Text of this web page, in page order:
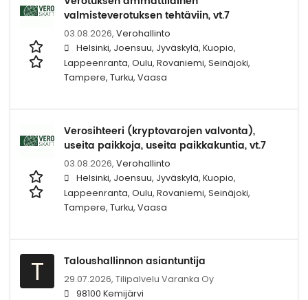
valmisteverotuksen tehtäviin, vt.7
03.08.2026, Verohallinto
Helsinki, Joensuu, Jyväskylä, Kuopio,
Lappeenranta, Oulu, Rovaniemi, Seinäjoki,
Tampere, Turku, Vaasa
Verosihteeri (kryptovarojen valvonta),
useita paikkoja, useita paikkakuntia, vt.7
03.08.2026, Verohallinto
Helsinki, Joensuu, Jyväskylä, Kuopio,
Lappeenranta, Oulu, Rovaniemi, Seinäjoki,
Tampere, Turku, Vaasa
T Taloushallinnon asiantuntija
29.07.2026, Tilipalvelu Varanka Oy
98100 Kemijärvi